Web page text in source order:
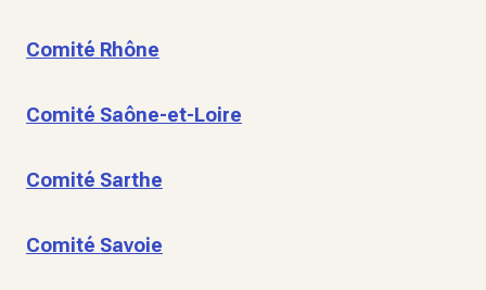
Comité Rhône
Comité Saône-et-Loire
Comité Sarthe
Comité Savoie